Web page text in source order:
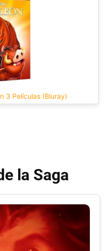
3 Películas (Bluray)
la Saga